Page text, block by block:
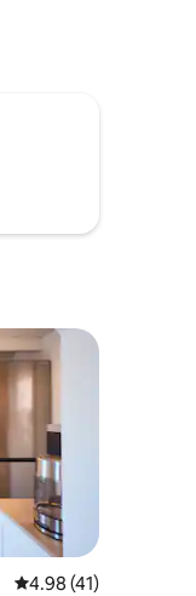
平均评分 4.98 分（满
4.98 (41)